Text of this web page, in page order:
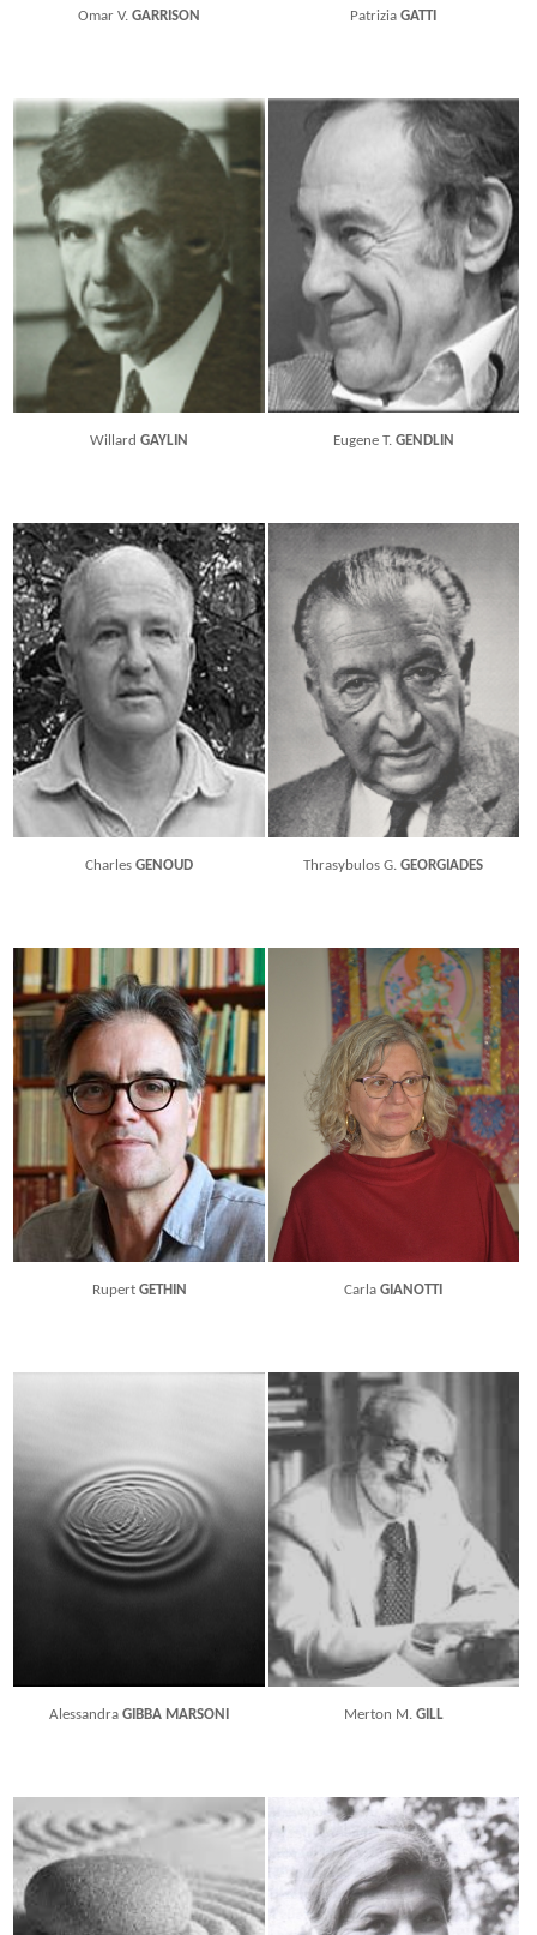
Omar V.GARRISON PatriziaGATTI
WillardGAYLIN Eugene T. GENDLIN
CharlesGENOUD Thrasybulos G.GEORGIADES
Rupert GETHIN CarlaGIANOTTI
AlessandraGIBBA MARSONI Merton M. GILL